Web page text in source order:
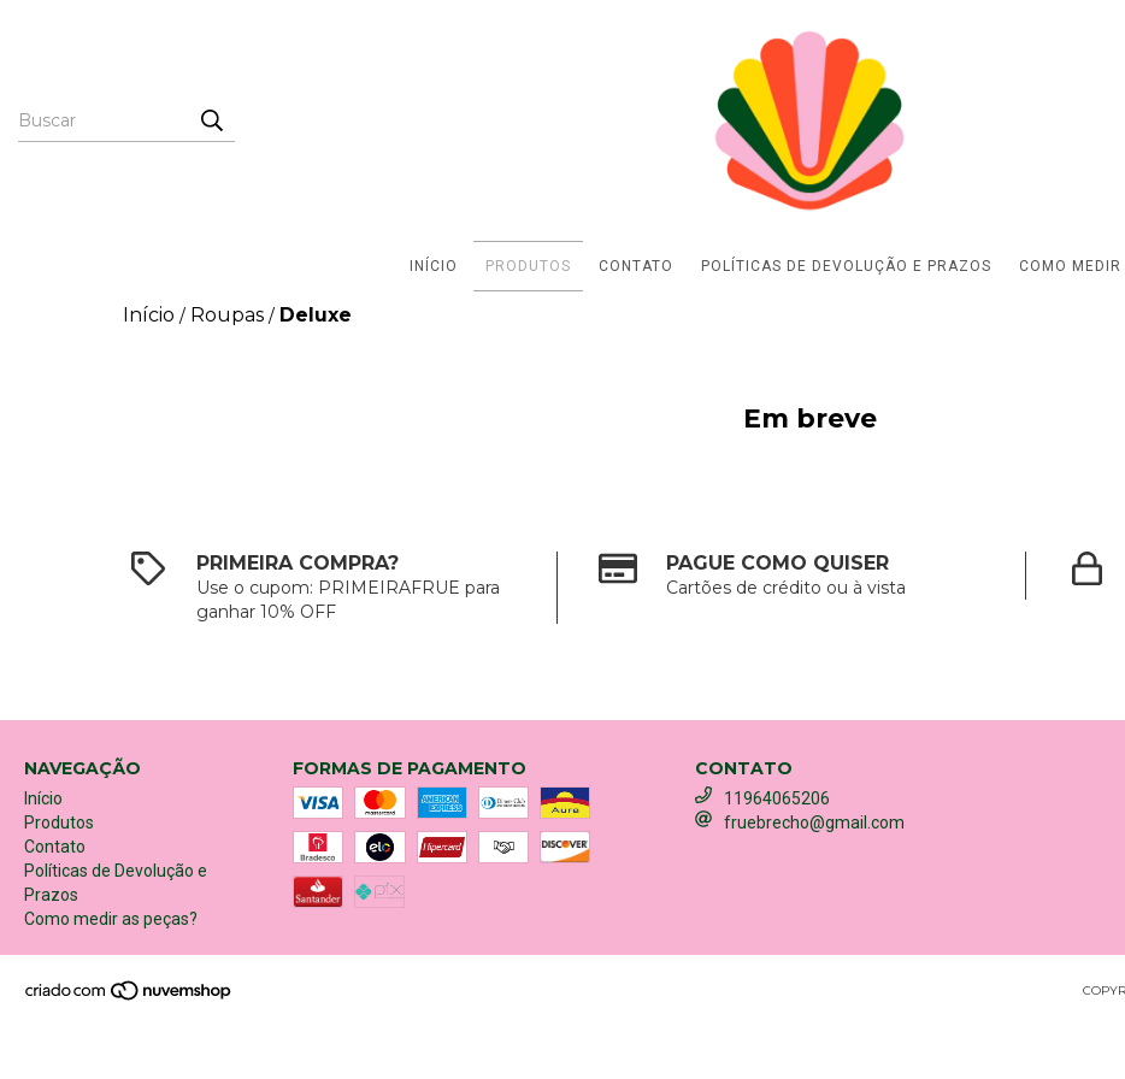
INÍCIO PRODUTOS CONTATO POLÍTICAS DE DEVOLUÇÃO E PRAZOS COMO MEDIR
Início / Roupas / Deluxe
Em breve
PRIMEIRA COMPRA?
Use o cupom: PRIMEIRAFRUE para
ganhar 10% OFF
PAGUE COMO QUISER
Cartões de crédito ou à vista
NAVEGAÇÃO
Início
Produtos
Contato
Políticas de Devolução e
Prazos
Como medir as peças?
FORMAS DE PAGAMENTO CONTATO
11964065206
fruebrecho@gmail.com